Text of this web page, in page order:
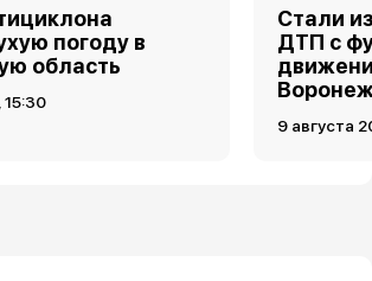
погоду в
область
15:30
Стали
ДТП с
9 августа